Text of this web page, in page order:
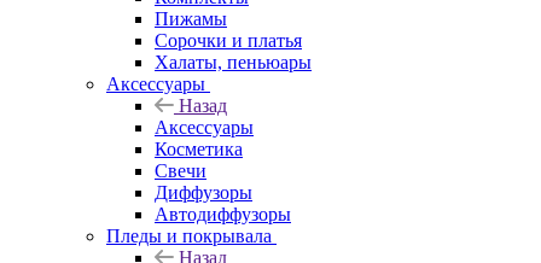
Пижамы
Сорочки и платья
Халаты, пеньюары
Аксессуары
Назад
Аксессуары
Косметика
Свечи
Диффузоры
Автодиффузоры
Пледы и покрывала
Назад